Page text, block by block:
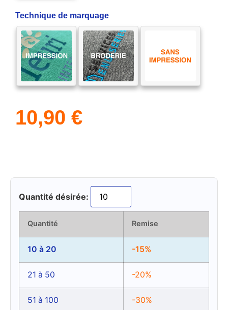
Technique de marquage
10,90 €
Quantité désirée:
Quantité Remise
10 à 20 -15%
21 à 50 -20%
51 à 100 -30%